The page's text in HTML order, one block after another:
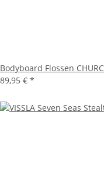
Bodyboard Flossen
89,95 € *